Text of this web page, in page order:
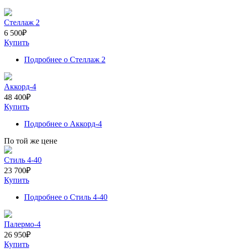
Стеллаж 2
6 500₽
Купить
Подробнее о Стеллаж 2
Аккорд-4
48 400₽
Купить
Подробнее о Аккорд-4
По той же цене
Стиль 4-40
23 700₽
Купить
Подробнее о Стиль 4-40
Палермо-4
26 950₽
Купить